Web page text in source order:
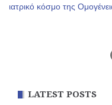
ιατρικό κόσμο της
LATEST POSTS